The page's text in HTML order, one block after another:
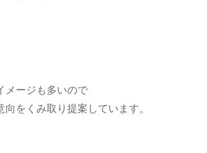
メージも多いので
向をくみ取り提案しています。